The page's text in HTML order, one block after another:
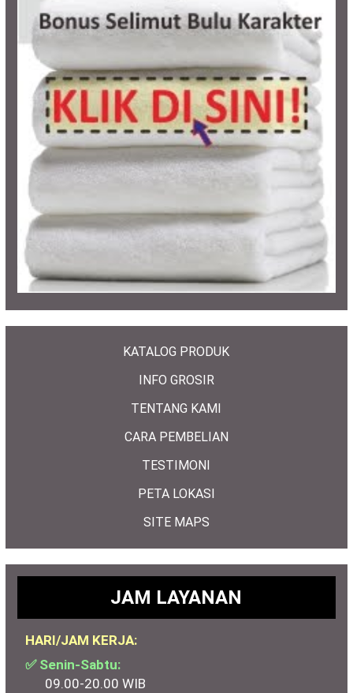
KATALOG PRODUK
INFO GROSIR
TENTANG KAMI
CARA PEMBELIAN
TESTIMONI
PETA LOKASI
SITE MAPS
JAM LAYANAN
HARI/JAM KERJA:
✅ Senin-Sabtu:
09.00-20.00 WIB